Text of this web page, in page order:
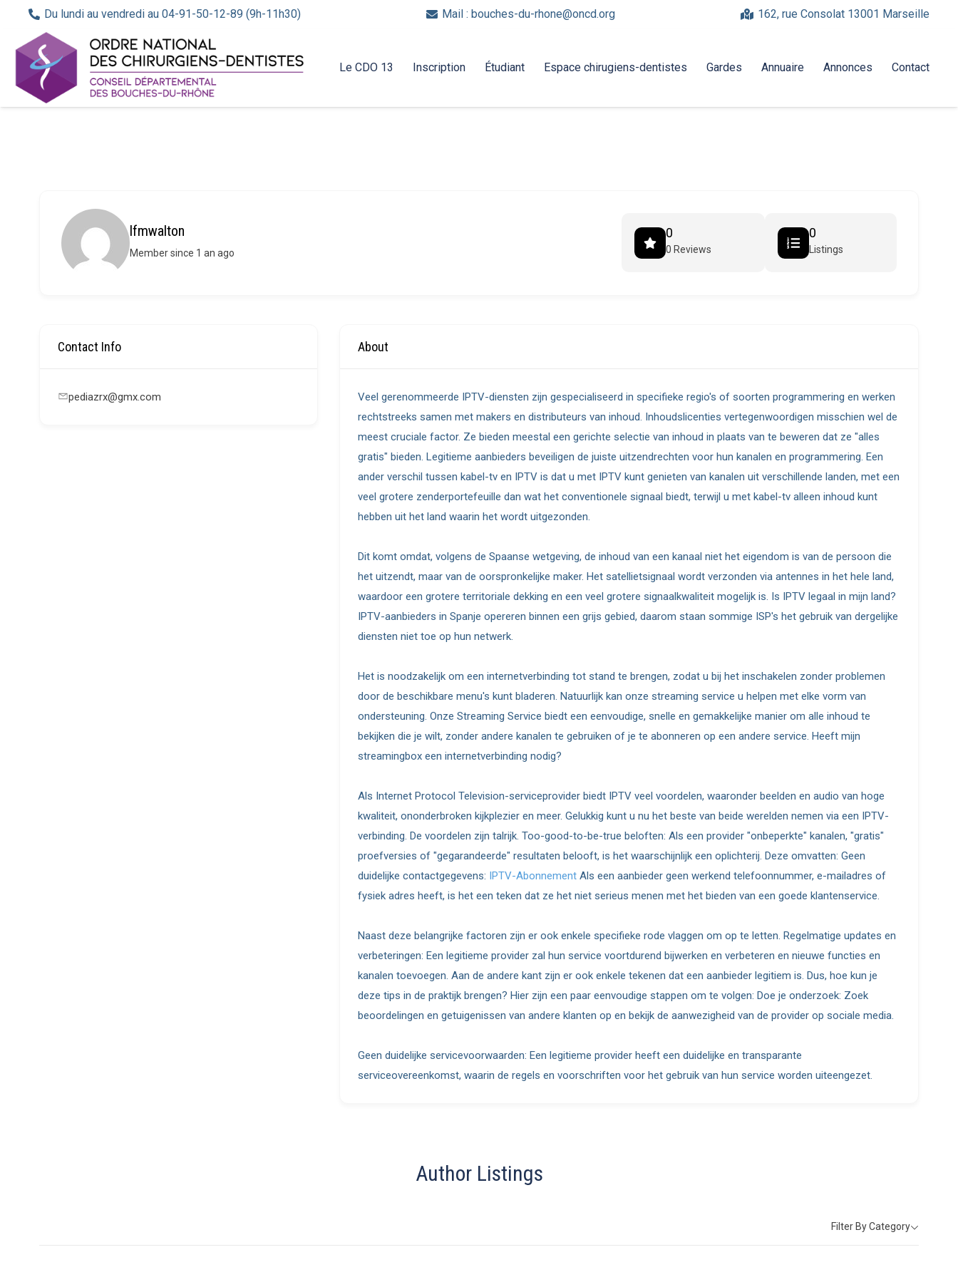
Du lundi au vendredi au 04-91-50-12-89 (9h-11h30) Mail : bouches-du-rhone@oncd.org 162, rue Consolat 13001 Marseille
Le CDO 13 Inscription Étudiant Espace chirugiens-dentistes Gardes Annuaire Annonces Contact
lfmwalton
Member since 1 an ago
0
0 Reviews
0
Listings
Contact Info
pediazrx@gmx.com
About
Veel gerenommeerde IPTV-diensten zijn gespecialiseerd in specifieke regio's of soorten programmering en werken
rechtstreeks samen met makers en distributeurs van inhoud. Inhoudslicenties vertegenwoordigen misschien wel de
meest cruciale factor. Ze bieden meestal een gerichte selectie van inhoud in plaats van te beweren dat ze "alles
gratis" bieden. Legitieme aanbieders beveiligen de juiste uitzendrechten voor hun kanalen en programmering. Een
ander verschil tussen kabel-tv en IPTV is dat u met IPTV kunt genieten van kanalen uit verschillende landen, met een
veel grotere zenderportefeuille dan wat het conventionele signaal biedt, terwijl u met kabel-tv alleen inhoud kunt
hebben uit het land waarin het wordt uitgezonden.
Dit komt omdat, volgens de Spaanse wetgeving, de inhoud van een kanaal niet het eigendom is van de persoon die
het uitzendt, maar van de oorspronkelijke maker. Het satellietsignaal wordt verzonden via antennes in het hele land,
waardoor een grotere territoriale dekking en een veel grotere signaalkwaliteit mogelijk is. Is IPTV legaal in mijn land?
IPTV-aanbieders in Spanje opereren binnen een grijs gebied, daarom staan sommige ISP's het gebruik van dergelijke
diensten niet toe op hun netwerk.
Het is noodzakelijk om een internetverbinding tot stand te brengen, zodat u bij het inschakelen zonder problemen
door de beschikbare menu's kunt bladeren. Natuurlijk kan onze streaming service u helpen met elke vorm van
ondersteuning. Onze Streaming Service biedt een eenvoudige, snelle en gemakkelijke manier om alle inhoud te
bekijken die je wilt, zonder andere kanalen te gebruiken of je te abonneren op een andere service. Heeft mijn
streamingbox een internetverbinding nodig?
Als Internet Protocol Television-serviceprovider biedt IPTV veel voordelen, waaronder beelden en audio van hoge
kwaliteit, ononderbroken kijkplezier en meer. Gelukkig kunt u nu het beste van beide werelden nemen via een IPTV-
verbinding. De voordelen zijn talrijk. Too-good-to-be-true beloften: Als een provider "onbeperkte" kanalen, "gratis"
proefversies of "gegarandeerde" resultaten belooft, is het waarschijnlijk een oplichterij. Deze omvatten: Geen
duidelijke contactgegevens: IPTV-Abonnement Als een aanbieder geen werkend telefoonnummer, e-mailadres of
fysiek adres heeft, is het een teken dat ze het niet serieus menen met het bieden van een goede klantenservice.
Naast deze belangrijke factoren zijn er ook enkele specifieke rode vlaggen om op te letten. Regelmatige updates en
verbeteringen: Een legitieme provider zal hun service voortdurend bijwerken en verbeteren en nieuwe functies en
kanalen toevoegen. Aan de andere kant zijn er ook enkele tekenen dat een aanbieder legitiem is. Dus, hoe kun je
deze tips in de praktijk brengen? Hier zijn een paar eenvoudige stappen om te volgen: Doe je onderzoek: Zoek
beoordelingen en getuigenissen van andere klanten op en bekijk de aanwezigheid van de provider op sociale media.
Geen duidelijke servicevoorwaarden: Een legitieme provider heeft een duidelijke en transparante
serviceovereenkomst, waarin de regels en voorschriften voor het gebruik van hun service worden uiteengezet.
Author Listings
Filter By Category